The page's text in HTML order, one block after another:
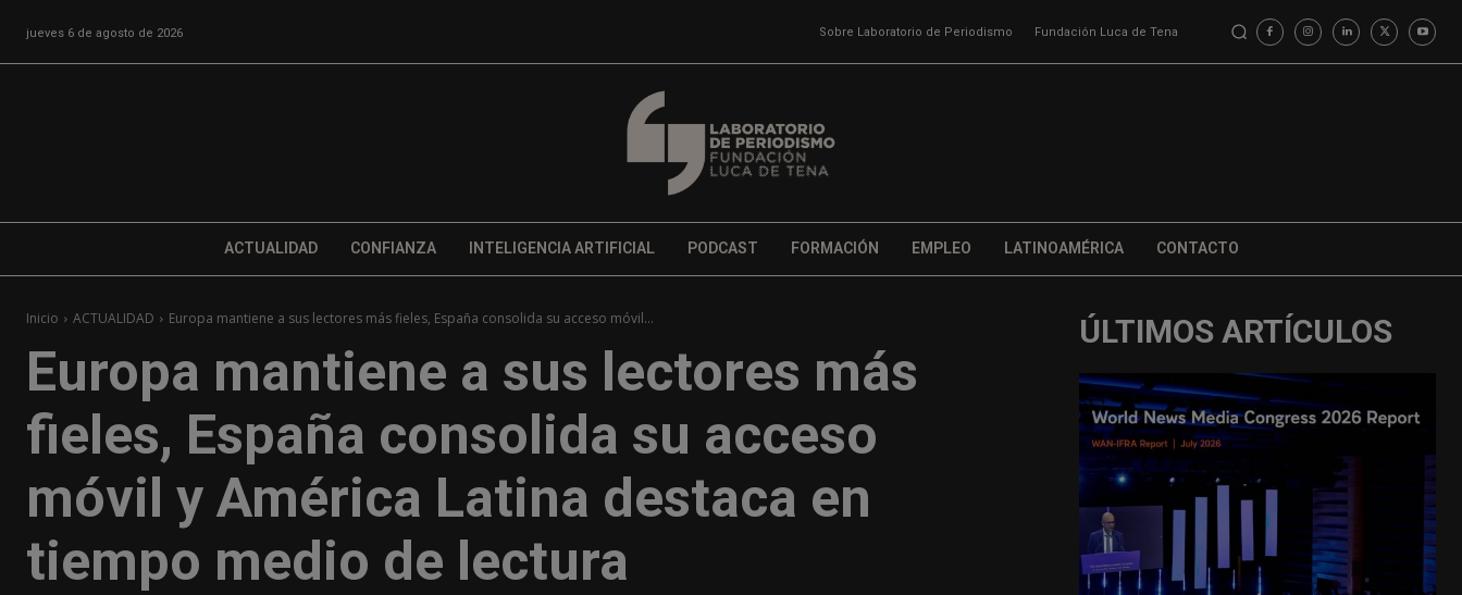
jueves 6 de agosto de 2026 Sobre Laboratorio de Periodismo Fundación Luca de Tena
ACTUALIDAD CONFIANZA INTELIGENCIA ARTIFICIAL PODCAST FORMACIÓN EMPLEO LATINOAMÉRICA CONTACTO
Inicio ACTUALIDAD Europa mantiene a sus lectores más fieles, España consolida su acceso móvil...
Europa mantiene a sus lectores más
fieles, España consolida su acceso
móvil y América Latina destaca en
tiempo medio de lectura
ÚLTIMOS ARTÍCULOS